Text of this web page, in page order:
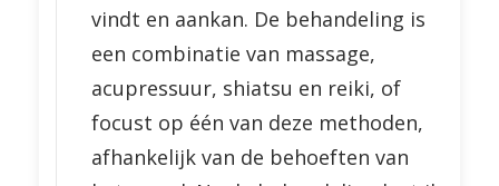
vindt en aankan. De behandeling is
een combinatie van massage,
acupressuur, shiatsu en reiki, of
focust op één van deze methoden,
afhankelijk van de behoeften van